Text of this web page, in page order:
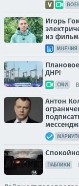
Игорь
из
МНЕНИЯ
ДНР!
СМИ
Антон
ПАБЛИКИ